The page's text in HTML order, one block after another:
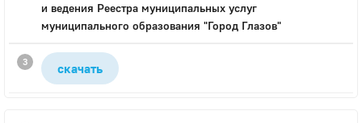
и ведения Реестра муниципальных услуг
муниципального образования "Город Глазов"
скачать